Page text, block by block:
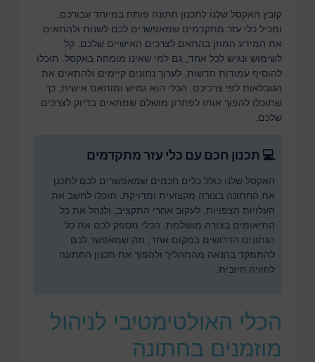
קובץ האקסל שלנו לתכנון חתונה פותח במיוחד עבורכם,
ומכיל כלי עזר מתקדמים שמאפשרים לכם לשנות ולהתאים
את המידע המוזן בהתאם לצרכים האישיים שלכם. קל
לשימוש ונגיש לכל אחד, גם למי שאינו מומחה באקסל. תוכלו
להוסיף עמודות חדשות, לערוך נתונים קיימים ולהתאים את
הטבלאות לפי צרכיכם. הכלי הוא גמיש ומותאם אישית, כך
שתוכלו להפוך אותו לפתרון מושלם שמתאים בדיוק לצרכים
שלכם.
💻 תכנון חכם עם כלי עזר מתקדמים
האקסל שלנו כולל כלים חכמים שמאפשרים לכם לתכנן
את החתונה בצורה מקצועית ומדויקת. תוכלו לחשב את
העלויות הצפויות, לעקוב אחרי התקציב, ולנהל את כל
התיאומים בצורה מושלמת. הכלי מספק לכם את כל
הנתונים הדרושים במקום אחד, מה שמאפשר לכם
להתמקד בהנאה מהתהליך ולהפוך את תכנון החתונה
לחוויה חיובית.
הכלי האולטימטיבי לניהול
מוזמנים בחתונה